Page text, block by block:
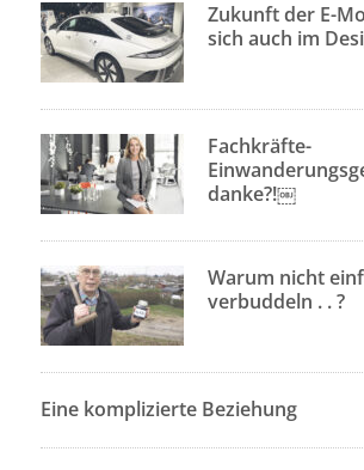
Zukunft der E-
sich auch im
Fachkräfte-
danke?!￼
Warum nicht
verbuddeln . . ?
Eine komplizierte Beziehung